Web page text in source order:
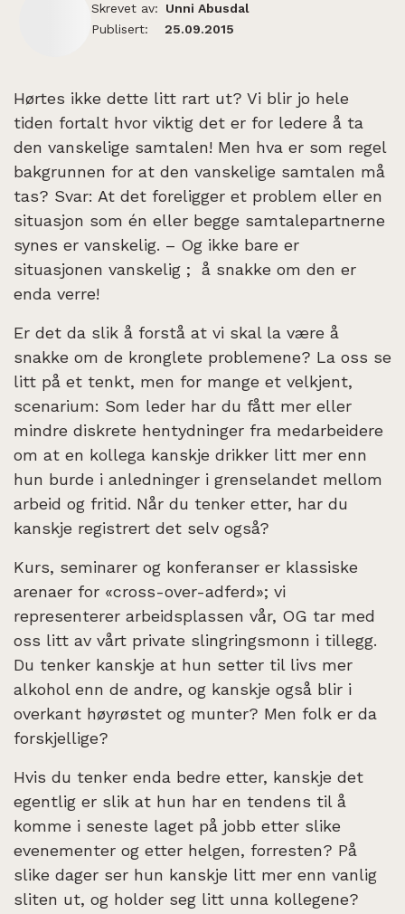
Skrevet av:
Unni Abusdal
Publisert:
25.09.2015
Hørtes ikke dette litt rart ut? Vi blir jo hele
tiden fortalt hvor viktig det er for ledere å ta
den vanskelige samtalen! Men hva er som regel
bakgrunnen for at den vanskelige samtalen må
tas? Svar: At det foreligger et problem eller en
situasjon som én eller begge samtalepartnerne
synes er vanskelig. – Og ikke bare er
situasjonen vanskelig ; å snakke om den er
enda verre!
Er det da slik å forstå at vi skal la være å
snakke om de kronglete problemene? La oss se
litt på et tenkt, men for mange et velkjent,
scenarium: Som leder har du fått mer eller
mindre diskrete hentydninger fra medarbeidere
om at en kollega kanskje drikker litt mer enn
hun burde i anledninger i grenselandet mellom
arbeid og fritid. Når du tenker etter, har du
kanskje registrert det selv også?
Kurs, seminarer og konferanser er klassiske
arenaer for «cross-over-adferd»; vi
representerer arbeidsplassen vår, OG tar med
oss litt av vårt private slingringsmonn i tillegg.
Du tenker kanskje at hun setter til livs mer
alkohol enn de andre, og kanskje også blir i
overkant høyrøstet og munter? Men folk er da
forskjellige?
Hvis du tenker enda bedre etter, kanskje det
egentlig er slik at hun har en tendens til å
komme i seneste laget på jobb etter slike
evenementer og etter helgen, forresten? På
slike dager ser hun kanskje litt mer enn vanlig
sliten ut, og holder seg litt unna kollegene?